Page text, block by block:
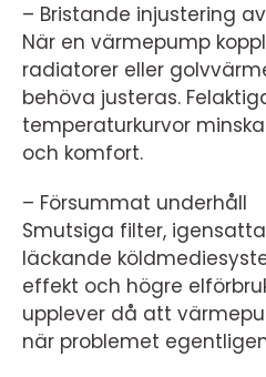
– Bristande injustering
När en värmepump
radiatorer eller
behöva justeras.
temperaturkurvor
och komfort.
– Försummat underhåll
Smutsiga filter,
läckande
effekt och högre
upplever då att
när problemet